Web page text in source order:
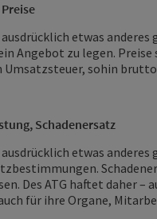
etwas
Angebot zu legen.
sohin
Schadenersatz
etwas
Des ATG haftet daher
für ihre Organe,